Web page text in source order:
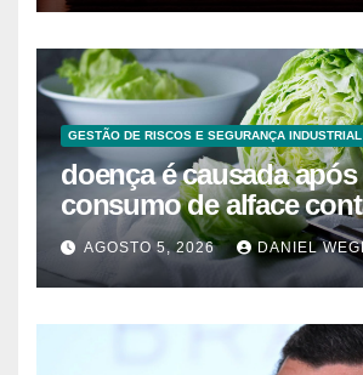
GESTÃO DE RISCOS E SEGURANÇA INDUSTRIAL
doença é causada após
consumo de alface
AGOSTO 5, 2026 DANIEL